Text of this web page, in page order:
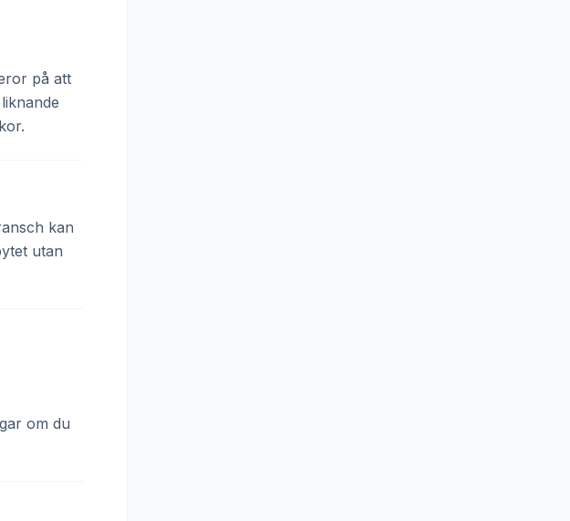
på att
kan
utan
om du